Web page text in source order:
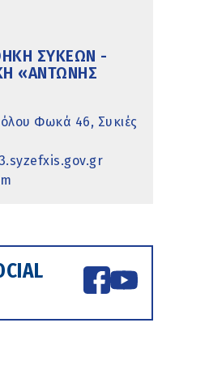
ΣΥΚΕΏΝ -
«ΑΝΤΏΝΗΣ
Φωκά 46, Συκιές